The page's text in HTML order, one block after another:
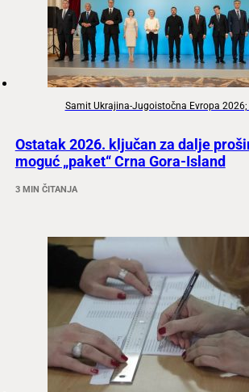
Samit Ukrajina-Jugoistočna Evropa
Ostatak 2026. ključan za dalje
moguć „paket“ Crna Gora-Island
3 MIN ČITANJA